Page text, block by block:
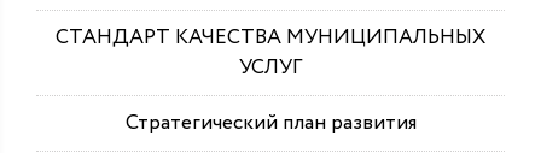
СТАНДАРТ КАЧЕСТВА МУНИЦИПАЛЬНЫХ
УСЛУГ
Стратегический план развития